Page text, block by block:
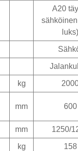
A20
luks)
kg
mm 600
mm 1250/
kg 158